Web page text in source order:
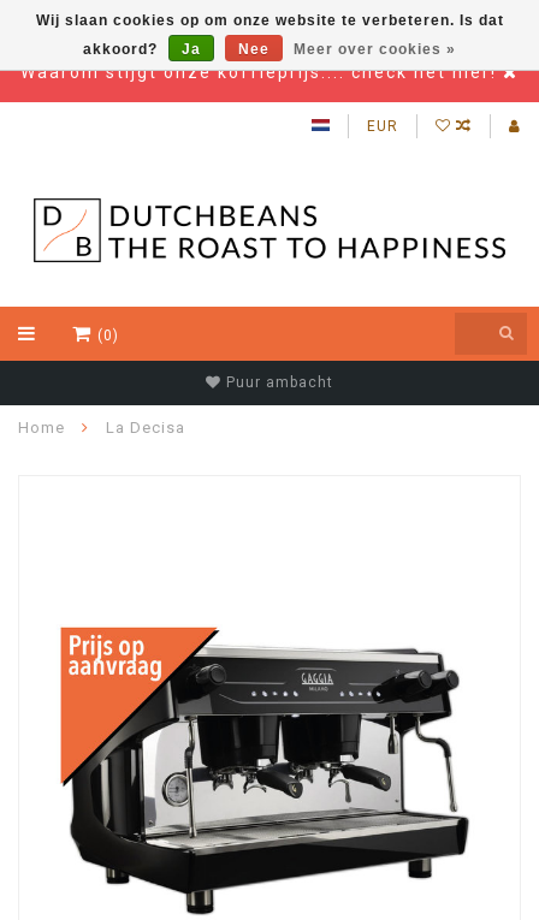
Waarom stijgt onze koffieprijs.... check het hier!
EUR
(0)
Puur ambacht
Home La Decisa
Wij slaan cookies op om onze website te verbeteren. Is dat
akkoord?
Ja Nee Meer over cookies »